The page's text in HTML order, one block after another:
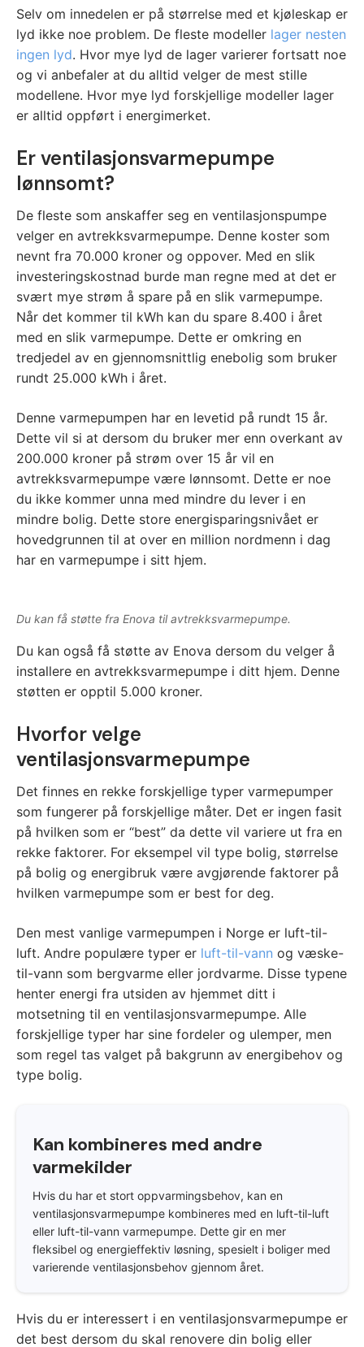
Selv om innedelen er på størrelse med et kjøleskap er
lyd ikke noe problem. De fleste modeller lager nesten
ingen lyd. Hvor mye lyd de lager varierer fortsatt noe
og vi anbefaler at du alltid velger de mest stille
modellene. Hvor mye lyd forskjellige modeller lager
er alltid oppført i energimerket.
Er ventilasjonsvarmepumpe
lønnsomt?
De fleste som anskaffer seg en ventilasjonspumpe
velger en avtrekksvarmepumpe. Denne koster som
nevnt fra 70.000 kroner og oppover. Med en slik
investeringskostnad burde man regne med at det er
svært mye strøm å spare på en slik varmepumpe.
Når det kommer til kWh kan du spare 8.400 i året
med en slik varmepumpe. Dette er omkring en
tredjedel av en gjennomsnittlig enebolig som bruker
rundt 25.000 kWh i året.
Denne varmepumpen har en levetid på rundt 15 år.
Dette vil si at dersom du bruker mer enn overkant av
200.000 kroner på strøm over 15 år vil en
avtrekksvarmepumpe være lønnsomt. Dette er noe
du ikke kommer unna med mindre du lever i en
mindre bolig. Dette store energisparingsnivået er
hovedgrunnen til at over en million nordmenn i dag
har en varmepumpe i sitt hjem.
Du kan få støtte fra Enova til avtrekksvarmepumpe.
Du kan også få støtte av Enova dersom du velger å
installere en avtrekksvarmepumpe i ditt hjem. Denne
støtten er opptil 5.000 kroner.
Hvorfor velge
ventilasjonsvarmepumpe
Det finnes en rekke forskjellige typer varmepumper
som fungerer på forskjellige måter. Det er ingen fasit
på hvilken som er “best” da dette vil variere ut fra en
rekke faktorer. For eksempel vil type bolig, størrelse
på bolig og energibruk være avgjørende faktorer på
hvilken varmepumpe som er best for deg.
Den mest vanlige varmepumpen i Norge er luft-til-
luft. Andre populære typer er luft-til-vann og væske-
til-vann som bergvarme eller jordvarme. Disse typene
henter energi fra utsiden av hjemmet ditt i
motsetning til en ventilasjonsvarmepumpe. Alle
forskjellige typer har sine fordeler og ulemper, men
som regel tas valget på bakgrunn av energibehov og
type bolig.
Kan kombineres med andre
varmekilder
Hvis du har et stort oppvarmingsbehov, kan en
ventilasjonsvarmepumpe kombineres med en luft-til-luft
eller luft-til-vann varmepumpe. Dette gir en mer
fleksibel og energieffektiv løsning, spesielt i boliger med
varierende ventilasjonsbehov gjennom året.
Hvis du er interessert i en ventilasjonsvarmepumpe er
det best dersom du skal renovere din bolig eller